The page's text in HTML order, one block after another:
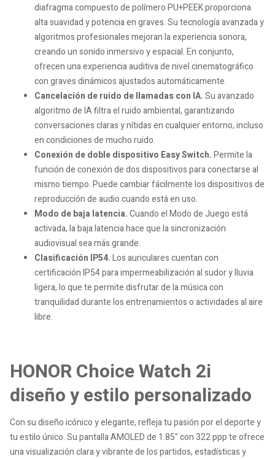
diafragma compuesto de polímero PU+PEEK proporciona
alta suavidad y potencia en graves. Su tecnología avanzada y
algoritmos profesionales mejoran la experiencia sonora,
creando un sonido inmersivo y espacial. En conjunto,
ofrecen una experiencia auditiva de nivel cinematográfico
con graves dinámicos ajustados automáticamente.
Cancelación de ruido de llamadas con IA.Su avanzado
algoritmo de IA filtra el ruido ambiental, garantizando
conversaciones claras y nítidas en cualquier entorno, incluso
en condiciones de mucho ruido.
Conexión de doble dispositivo Easy Switch.Permite la
función de conexión de dos dispositivos para conectarse al
mismo tiempo. Puede cambiar fácilmente los dispositivos de
reproducción de audio cuando está en uso.
Modo de baja latencia.Cuando el Modo de Juego está
activada, la baja latencia hace que la sincronización
audiovisual sea más grande.
Clasificación IP54.Los auriculares cuentan con
certificación IP54 para impermeabilización al sudor y lluvia
ligera, lo que te permite disfrutar de la música con
tranquilidad durante los entrenamientos o actividades al aire
libre.
HONOR Choice Watch 2i
diseño y estilo personalizado
Con su diseño icónico y elegante, refleja tu pasión por el deporte y
tu estilo único. Su pantalla AMOLED de 1.85" con 322 ppp te ofrece
una visualización clara y vibrante de los partidos, estadísticas y